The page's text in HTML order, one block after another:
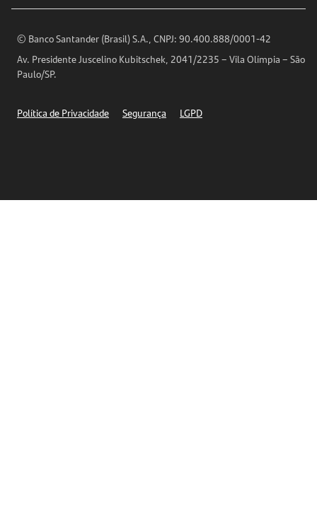
Encontre nossas agências
Horários de Atendimento
Telefones
© Banco Santander (Brasil) S.A., CNPJ: 90.400.888/0001-42
Av. Presidente Juscelino Kubitschek, 2041/2235 – Vila Olímpia – São
Paulo/SP.
Política de Privacidade Segurança LGPD